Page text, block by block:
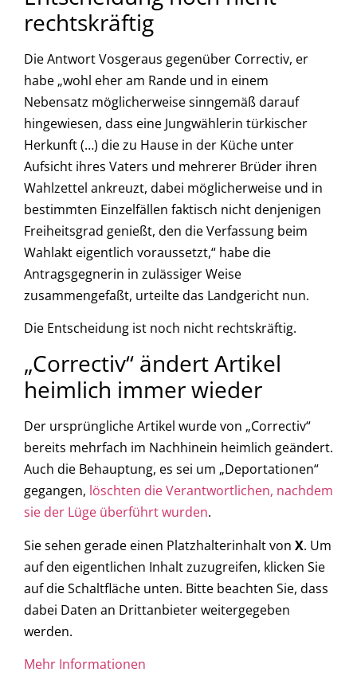
rechtskräftig
Die Antwort Vosgeraus gegenüber Correctiv, er
habe „wohl eher am Rande und in einem
Nebensatz möglicherweise sinngemäß darauf
hingewiesen, dass eine Jungwählerin türkischer
Herkunft (…) die zu Hause in der Küche unter
Aufsicht ihres Vaters und mehrerer Brüder ihren
Wahlzettel ankreuzt, dabei möglicherweise und in
bestimmten Einzelfällen faktisch nicht denjenigen
Freiheitsgrad genießt, den die Verfassung beim
Wahlakt eigentlich voraussetzt,“ habe die
Antragsgegnerin in zulässiger Weise
zusammengefaßt, urteilte das Landgericht nun.
Die Entscheidung ist noch nicht rechtskräftig.
„Correctiv“ ändert Artikel
heimlich immer wieder
Der ursprüngliche Artikel wurde von „Correctiv“
bereits mehrfach im Nachhinein heimlich geändert.
Auch die Behauptung, es sei um „Deportationen“
gegangen, löschten die Verantwortlichen, nachdem
sie der Lüge überführt wurden.
Sie sehen gerade einen Platzhalterinhalt von X. Um
auf den eigentlichen Inhalt zuzugreifen, klicken Sie
auf die Schaltfläche unten. Bitte beachten Sie, dass
dabei Daten an Drittanbieter weitergegeben
werden.
Mehr Informationen